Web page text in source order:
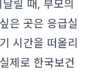
릴 때, 부모의
은 곳은 응급실
시간을 떠올리
제로 한국보건